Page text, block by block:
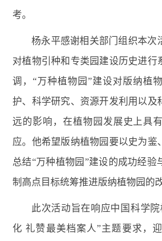
考。
杨永平感谢相关部门组织本次
对植物引种和专类园建设历史进行
调，“万种植物园”建设对版纳植
护、科学研究、资源开发利用以及
远的影响，在植物园发展史上具
应。他希望版纳植物园要以史为鉴
总结“万种植物园”建设的成功经验
制高点目标统筹推进版纳植物园的
此次活动旨在响应中国科学
化 礼赞最美档案人”主题要求，